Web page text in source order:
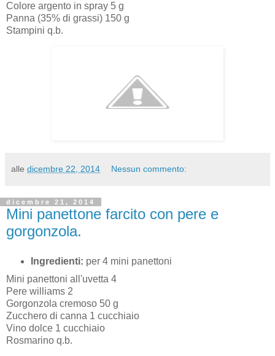
Colore argento in spray 5 g
Panna (35% di grassi) 150 g
Stampini q.b.
alle dicembre 22, 2014 Nessun commento:
dicembre 21, 2014
Mini panettone farcito con pere e
gorgonzola.
Ingredienti: per 4 mini panettoni
Mini panettoni all'uvetta 4
Pere williams 2
Gorgonzola cremoso 50 g
Zucchero di canna 1 cucchiaio
Vino dolce 1 cucchiaio
Rosmarino q.b.